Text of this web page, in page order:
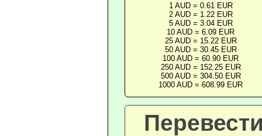
1 AUD = 0.61 EUR
2 AUD = 1.22 EUR
5 AUD = 3.04 EUR
10 AUD = 6.09 EUR
25 AUD = 15.22 EUR
50 AUD = 30.45 EUR
100 AUD = 60.90 EUR
250 AUD = 152.25 EUR
500 AUD = 304.50 EUR
1000 AUD = 608.99 EUR